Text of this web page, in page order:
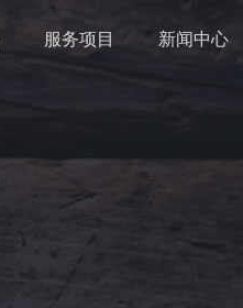
服务项目 新闻中心